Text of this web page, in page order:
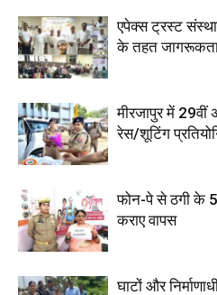
एपेक्स ट्रस्ट
के तहत
मीरजापुर में 29वीं
रेस/शूटिंग
फोन-पे से ठगी के
कराए वापस
घाटों और